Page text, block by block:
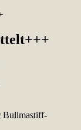
Bullmastiff-